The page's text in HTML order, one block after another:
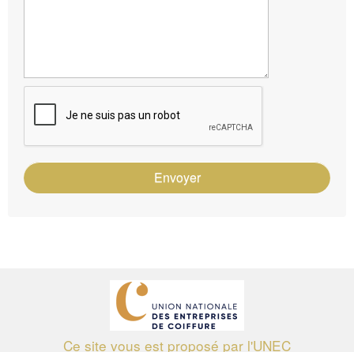
Envoyer
Ce site vous est proposé par l'UNEC